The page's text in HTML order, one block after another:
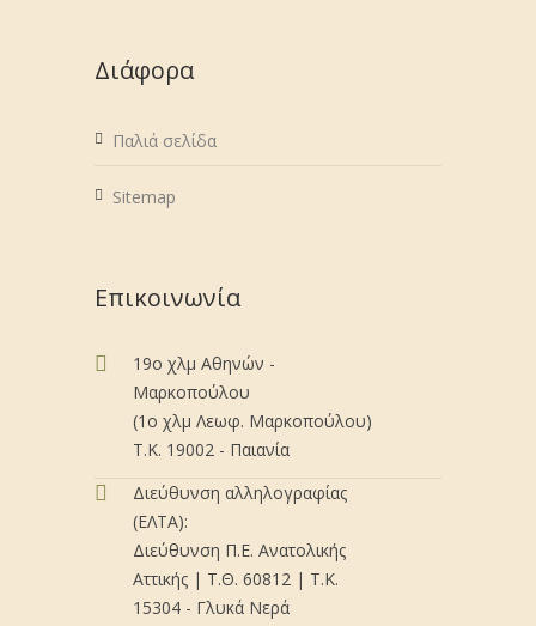
Διάφορα
Παλιά σελίδα
Sitemap
Επικοινωνία
19ο χλμ Αθηνών -
Μαρκοπούλου
(1ο χλμ Λεωφ. Μαρκοπούλου)
Τ.Κ. 19002 - Παιανία
Διεύθυνση αλληλογραφίας
(ΕΛΤΑ):
Διεύθυνση Π.Ε. Ανατολικής
Αττικής | Τ.Θ. 60812 | Τ.Κ.
15304 - Γλυκά Νερά